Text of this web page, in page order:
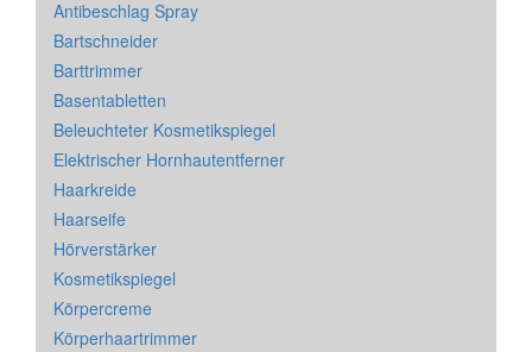
Antibeschlag Spray
Bartschneider
Barttrimmer
Basentabletten
Beleuchteter Kosmetikspiegel
Elektrischer Hornhautentferner
Haarkreide
Haarseife
Hörverstärker
Kosmetikspiegel
Körpercreme
Körperhaartrimmer